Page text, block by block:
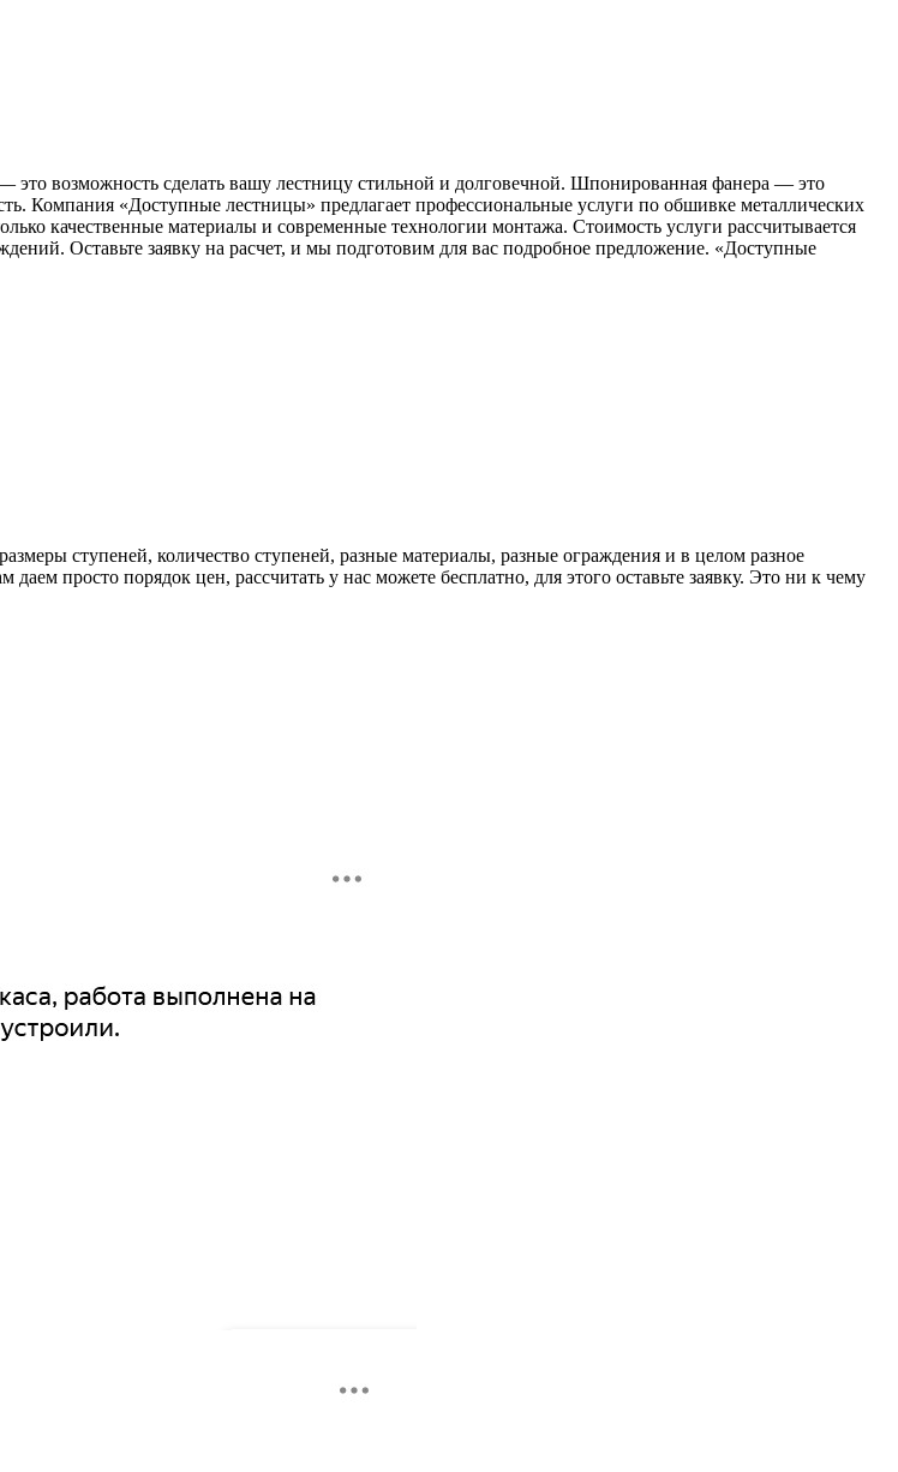
возможность сделать вашу лестницу стильной и долговечной. Шпонированная фанера — это
Компания «Доступные лестницы» предлагает профессиональные услуги по обшивке металлических
качественные материалы и современные технологии монтажа. Стоимость услуги рассчитывается
Оставьте заявку на расчет, и мы подготовим для вас подробное предложение. «Доступные
ступеней, количество ступеней, разные материалы, разные ограждения и в целом разное
просто порядок цен, рассчитать у нас можете бесплатно, для этого оставьте заявку. Это ни к чему